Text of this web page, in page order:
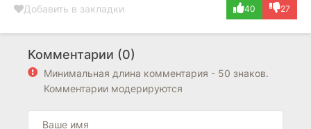
Добавить в закладки 40 27
Комментарии (0)
Минимальная длина комментария - 50 знаков.
Комментарии модерируются